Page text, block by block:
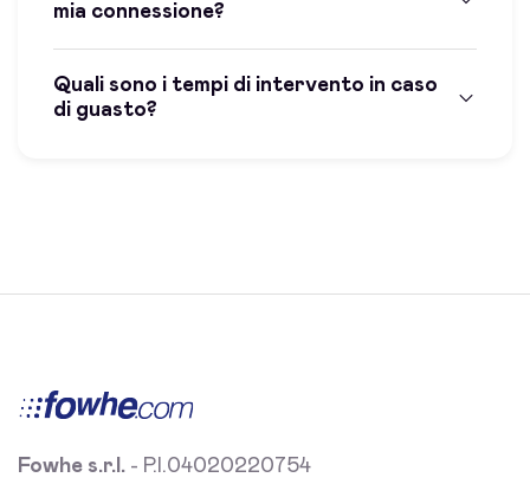
mia connessione?
Quali sono i tempi di intervento in caso
di guasto?
Fowhe s.r.l. - P.I.04020220754